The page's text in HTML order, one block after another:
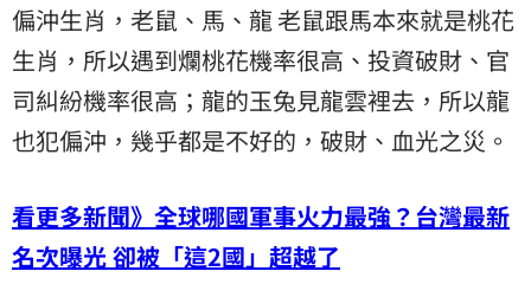
偏沖生肖，老鼠、馬、龍 老鼠跟馬本來就是桃花
生肖，所以遇到爛桃花機率很高、投資破財、官
司糾紛機率很高；龍的玉兔見龍雲裡去，所以龍
也犯偏沖，幾乎都是不好的，破財、血光之災。
看更多新聞》全球哪國軍事火力最強？台灣最新
名次曝光 卻被「這2國」超越了